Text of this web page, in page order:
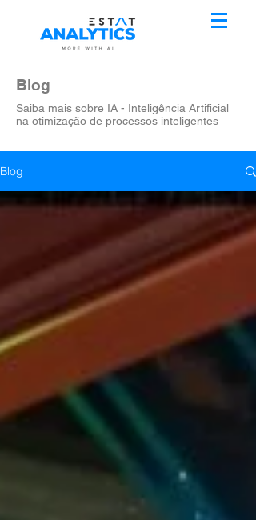
Blog
Saiba mais sobre IA - Inteligência Artificial
na otimização de processos inteligentes
Blog